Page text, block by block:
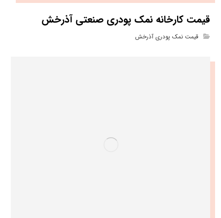
قیمت کارخانه نمک پودری صنعتی آذرخش
قیمت نمک پودری آذرخش